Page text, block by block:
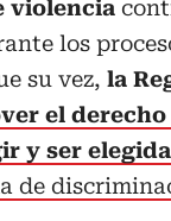
violencia
los
su vez, la
el derecho
y ser
de